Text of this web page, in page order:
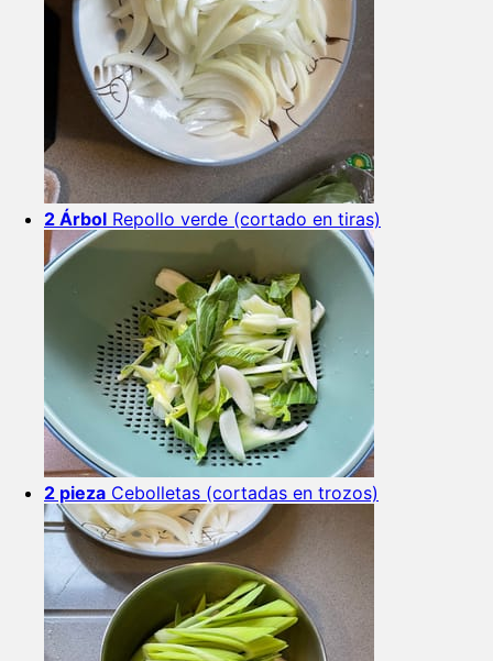
2 Árbol Repollo verde (cortado en tiras)
2 pieza Cebolletas (cortadas en trozos)